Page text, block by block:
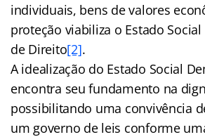
individuais, bens de valores
proteção viabiliza o Estado
de Direito[2].
A idealização do Estado Social
encontra seu fundamento na
possibilitando uma convivência
um governo de leis conforme